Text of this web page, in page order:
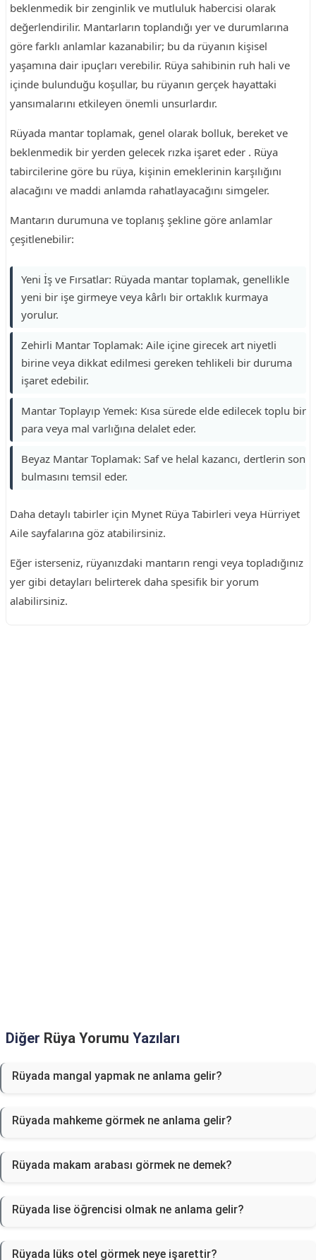
beklenmedik bir zenginlik ve mutluluk habercisi olarak
değerlendirilir. Mantarların toplandığı yer ve durumlarına
göre farklı anlamlar kazanabilir; bu da rüyanın kişisel
yaşamına dair ipuçları verebilir. Rüya sahibinin ruh hali ve
içinde bulunduğu koşullar, bu rüyanın gerçek hayattaki
yansımalarını etkileyen önemli unsurlardır.
Rüyada mantar toplamak, genel olarak bolluk, bereket ve
beklenmedik bir yerden gelecek rızka işaret eder . Rüya
tabircilerine göre bu rüya, kişinin emeklerinin karşılığını
alacağını ve maddi anlamda rahatlayacağını simgeler.
Mantarın durumuna ve toplanış şekline göre anlamlar
çeşitlenebilir:
Yeni İş ve Fırsatlar: Rüyada mantar toplamak, genellikle
yeni bir işe girmeye veya kârlı bir ortaklık kurmaya
yorulur.
Zehirli Mantar Toplamak: Aile içine girecek art niyetli
birine veya dikkat edilmesi gereken tehlikeli bir duruma
işaret edebilir.
Mantar Toplayıp Yemek: Kısa sürede elde edilecek toplu bir
para veya mal varlığına delalet eder.
Beyaz Mantar Toplamak: Saf ve helal kazancı, dertlerin son
bulmasını temsil eder.
Daha detaylı tabirler için Mynet Rüya Tabirleri veya Hürriyet
Aile sayfalarına göz atabilirsiniz.
Eğer isterseniz, rüyanızdaki mantarın rengi veya topladığınız
yer gibi detayları belirterek daha spesifik bir yorum
alabilirsiniz.
Diğer Rüya Yorumu Yazıları
Rüyada mangal yapmak ne anlama gelir?
Rüyada mahkeme görmek ne anlama gelir?
Rüyada makam arabası görmek ne demek?
Rüyada lise öğrencisi olmak ne anlama gelir?
Rüyada lüks otel görmek neye işarettir?